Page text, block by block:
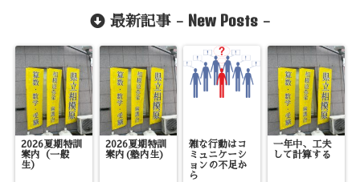
最新記事 - New Posts -
2026夏期特訓
案内（一般
生）
2026夏期特訓
案内(塾内生)
雑な行動はコ
ミュニケーシ
ョンの不足か
ら
一年中、工夫
して計算する